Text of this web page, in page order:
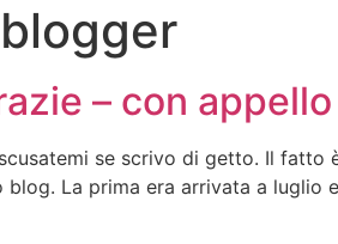
– con
se scrivo di getto. Il fatto
La prima era arrivata a luglio